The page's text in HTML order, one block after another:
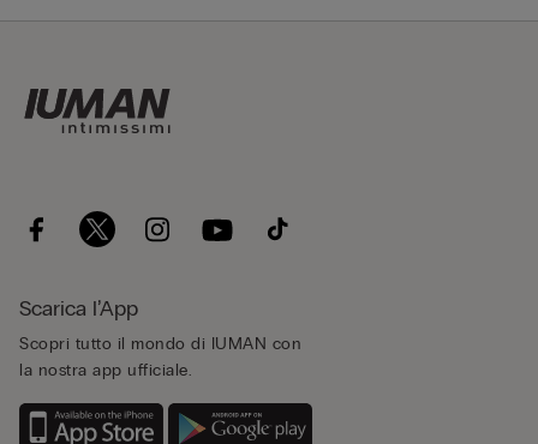
Scarica l’App
Scopri tutto il mondo di IUMAN con
la nostra app ufficiale.